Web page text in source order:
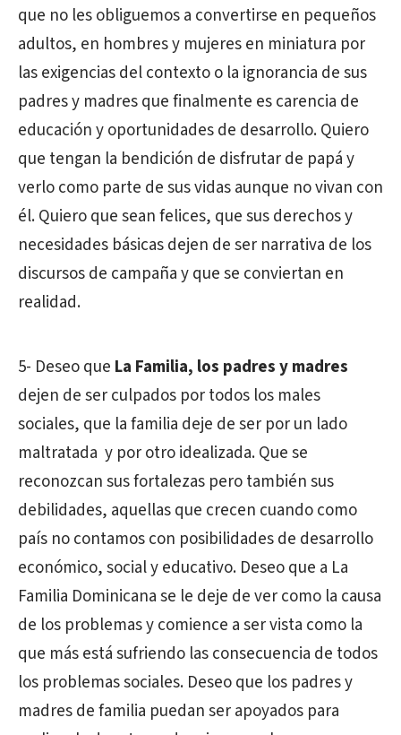
que no les obliguemos a convertirse en pequeños
adultos, en hombres y mujeres en miniatura por
las exigencias del contexto o la ignorancia de sus
padres y madres que finalmente es carencia de
educación y oportunidades de desarrollo. Quiero
que tengan la bendición de disfrutar de papá y
verlo como parte de sus vidas aunque no vivan con
él. Quiero que sean felices, que sus derechos y
necesidades básicas dejen de ser narrativa de los
discursos de campaña y que se conviertan en
realidad.
5- Deseo que La Familia, los padres y madres
dejen de ser culpados por todos los males
sociales, que la familia deje de ser por un lado
maltratada y por otro idealizada. Que se
reconozcan sus fortalezas pero también sus
debilidades, aquellas que crecen cuando como
país no contamos con posibilidades de desarrollo
económico, social y educativo. Deseo que a La
Familia Dominicana se le deje de ver como la causa
de los problemas y comience a ser vista como la
que más está sufriendo las consecuencia de todos
los problemas sociales. Deseo que los padres y
madres de familia puedan ser apoyados para